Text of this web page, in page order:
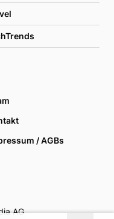
/ AGBs
AG